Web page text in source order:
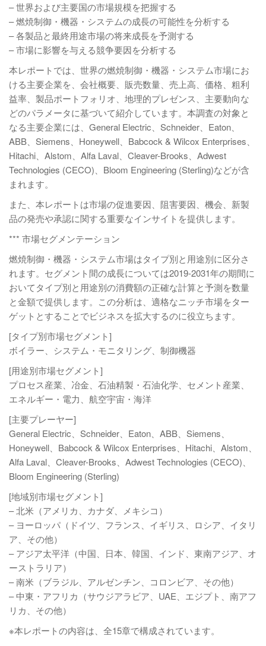
– 世界および主要国の市場規模を把握する
– 燃焼制御・機器・システムの成長の可能性を分析する
– 各製品と最終用途市場の将来成長を予測する
– 市場に影響を与える競争要因を分析する
本レポートでは、世界の燃焼制御・機器・システム市場にお
ける主要企業を、会社概要、販売数量、売上高、価格、粗利
益率、製品ポートフォリオ、地理的プレゼンス、主要動向な
どのパラメータに基づいて紹介しています。本調査の対象と
なる主要企業には、General Electric、Schneider、Eaton、
ABB、Siemens、Honeywell、Babcock & Wilcox Enterprises、
Hitachi、Alstom、Alfa Laval、Cleaver-Brooks、Adwest
Technologies (CECO)、Bloom Engineering (Sterling)などが含
まれます。
また、本レポートは市場の促進要因、阻害要因、機会、新製
品の発売や承認に関する重要なインサイトを提供します。
*** 市場セグメンテーション
燃焼制御・機器・システム市場はタイプ別と用途別に区分さ
れます。セグメント間の成長については2019-2031年の期間に
おいてタイプ別と用途別の消費額の正確な計算と予測を数量
と金額で提供します。この分析は、適格なニッチ市場をター
ゲットとすることでビジネスを拡大するのに役立ちます。
[タイプ別市場セグメント]
ボイラー、システム・モニタリング、制御機器
[用途別市場セグメント]
プロセス産業、冶金、石油精製・石油化学、セメント産業、
エネルギー・電力、航空宇宙・海洋
[主要プレーヤー]
General Electric、Schneider、Eaton、ABB、Siemens、
Honeywell、Babcock & Wilcox Enterprises、Hitachi、Alstom、
Alfa Laval、Cleaver-Brooks、Adwest Technologies (CECO)、
Bloom Engineering (Sterling)
[地域別市場セグメント]
– 北米（アメリカ、カナダ、メキシコ）
– ヨーロッパ（ドイツ、フランス、イギリス、ロシア、イタリ
ア、その他）
– アジア太平洋（中国、日本、韓国、インド、東南アジア、オ
ーストラリア）
– 南米（ブラジル、アルゼンチン、コロンビア、その他）
– 中東・アフリカ（サウジアラビア、UAE、エジプト、南アフ
リカ、その他）
※本レポートの内容は、全15章で構成されています。